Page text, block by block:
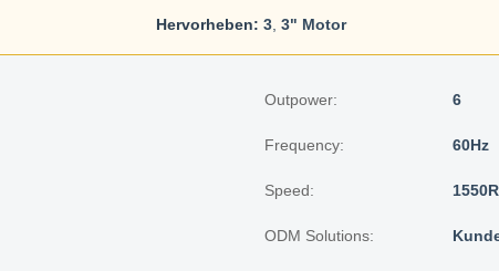
Hervorheben: 3 3" Motor
Outpower: 6
Frequency: 60Hz
Speed:
ODM Solutions: